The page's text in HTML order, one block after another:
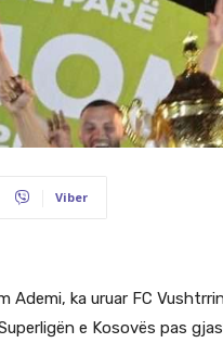
Viber
Ademi, ka uruar FC
e Kosovës pas